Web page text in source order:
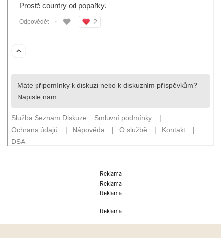
Reklama
Reklama
Reklama
Reklama